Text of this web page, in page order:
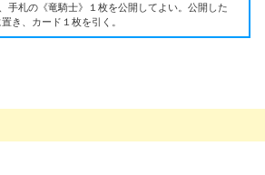
手札の《竜騎士》１枚を公開してよい。公開した
き、カード１枚を引く。